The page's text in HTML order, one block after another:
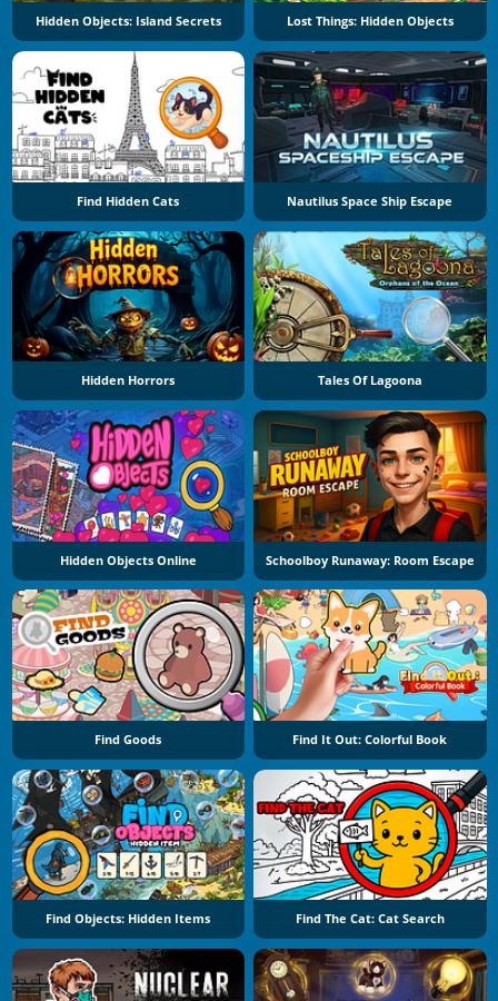
Hidden Objects: Island Secrets Lost Things: Hidden Objects
Find Hidden Cats Nautilus Space Ship Escape
Hidden Horrors Tales Of Lagoona
Hidden Objects Online Schoolboy Runaway: Room Escape
Find Goods Find It Out: Colorful Book
Find Objects: Hidden Items Find The Cat: Cat Search